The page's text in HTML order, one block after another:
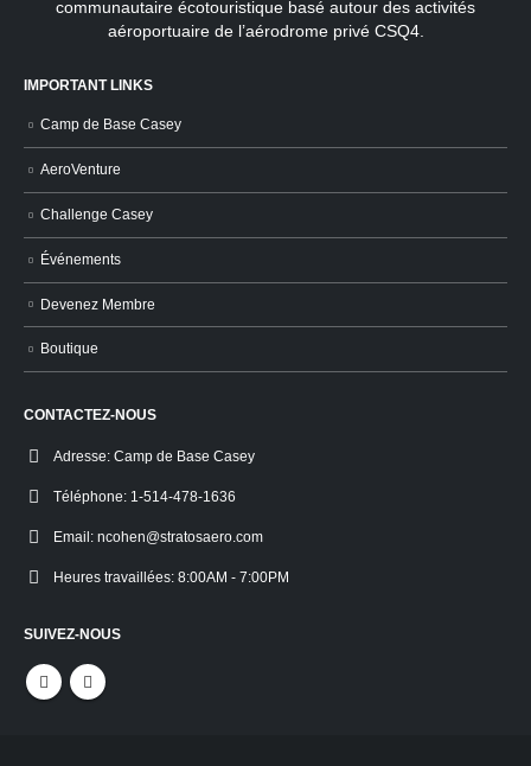
communautaire écotouristique basé autour des activités
aéroportuaire de l’aérodrome privé CSQ4.
IMPORTANT LINKS
Camp de Base Casey
AeroVenture
Challenge Casey
Événements
Devenez Membre
Boutique
CONTACTEZ-NOUS
Adresse: Camp de Base Casey
Téléphone: 1-514-478-1636
Email: ncohen@stratosaero.com
Heures travaillées: 8:00AM - 7:00PM
SUIVEZ-NOUS